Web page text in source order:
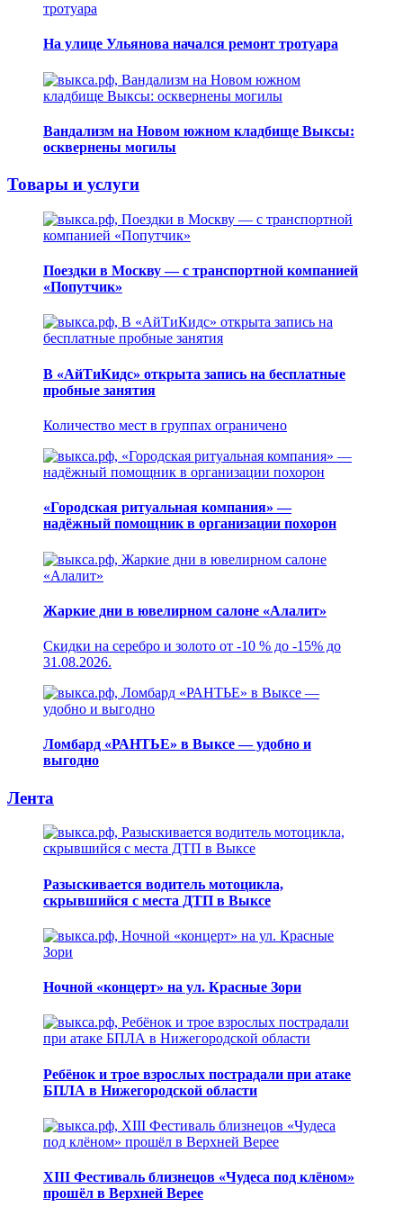
На улице Ульянова начался ремонт тротуара
Вандализм на Новом южном кладбище Выксы:
осквернены могилы
Товары и услуги
Поездки в Москву — с транспортной компанией
«Попутчик»
В «АйТиКидс» открыта запись на бесплатные
пробные занятия
Количество мест в группах ограничено
«Городская ритуальная компания» —
надёжный помощник в организации похорон
Жаркие дни в ювелирном салоне «Алалит»
Скидки на серебро и золото от -10 % до -15% до
31.08.2026.
Ломбард «РАНТЬЕ» в Выксе — удобно и
выгодно
Лента
Разыскивается водитель мотоцикла,
скрывшийся с места ДТП в Выксе
Ночной «концерт» на ул. Красные Зори
Ребёнок и трое взрослых пострадали при атаке
БПЛА в Нижегородской области
XIII Фестиваль близнецов «Чудеса под клёном»
прошёл в Верхней Верее